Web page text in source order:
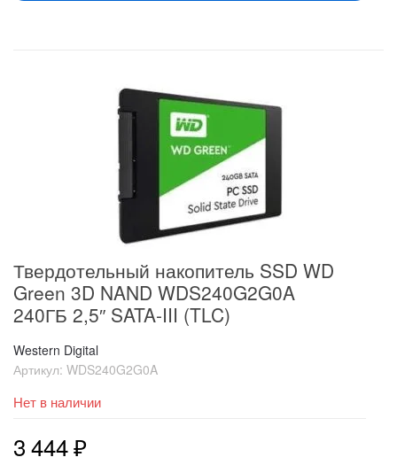
Твердотельный накопитель SSD WD
Green 3D NAND WDS240G2G0A
240ГБ 2,5″ SATA-III (TLC)
Western Digital
Артикул: WDS240G2G0A
Нет в наличии
3 444₽